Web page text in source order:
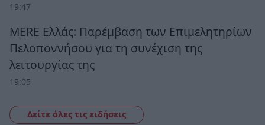
19:47
MERE Ελλάς: Παρέμβαση των Επιμελητηρίων
Πελοποννήσου για τη συνέχιση της
λειτουργίας της
19:05
Δείτε όλες τις ειδήσεις